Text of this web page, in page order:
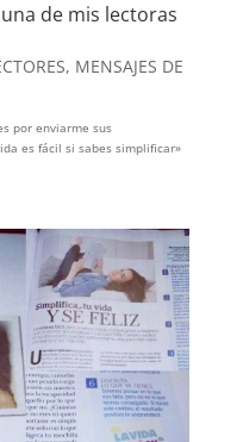
de mis lectoras
, MENSAJES DE
por enviarme sus
es fácil si sabes simplificar»